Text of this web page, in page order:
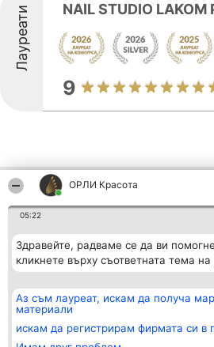
ОРЛИ Красота
05:22
Здравейте, радваме се да ви
кликнете върху съответната тема на
Аз съм лауреат, искам да получа
материали
искам да регистрирам фирмата си в
Лауреати NAIL STUDIO LAKOM
9
Други фирми от
Организатор на
класиране
Beautiful Company S.R.L.
Sus Nr. 2, Bl. A30, Sc. A, Et.
4, Ap. 13
București 53-238
CUI 36737675
Класация
Победители
Списък на
победители
Правила
Политика за